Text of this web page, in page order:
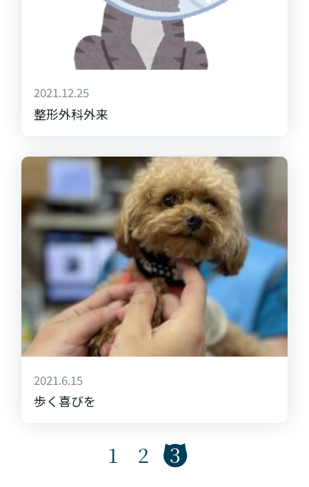
2021.12.25
整形外科外来
2021.6.15
歩く喜びを
1 2 3